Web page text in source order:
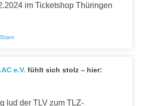
im Ticketshop Thüringen
Share
e.V. fühlt sich stolz – hier:
lud der TLV zum TLZ-